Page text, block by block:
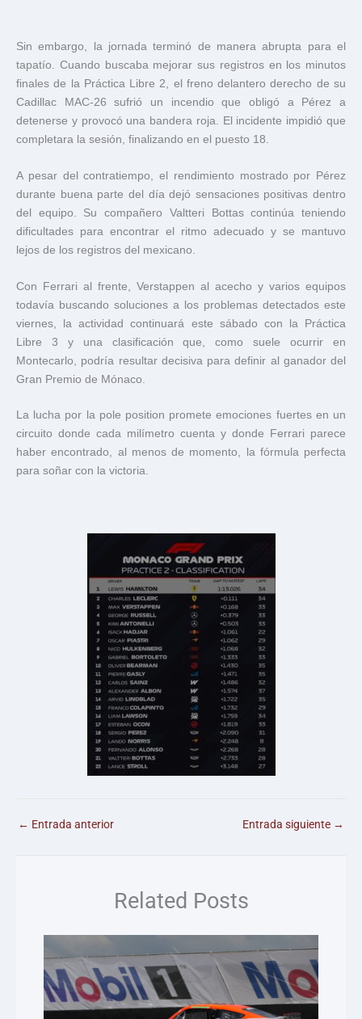
Sin embargo, la jornada terminó de manera abrupta para el
tapatío. Cuando buscaba mejorar sus registros en los minutos
finales de la Práctica Libre 2, el freno delantero derecho de su
Cadillac MAC-26 sufrió un incendio que obligó a Pérez a
detenerse y provocó una bandera roja. El incidente impidió que
completara la sesión, finalizando en el puesto 18.
A pesar del contratiempo, el rendimiento mostrado por Pérez
durante buena parte del día dejó sensaciones positivas dentro
del equipo. Su compañero Valtteri Bottas continúa teniendo
dificultades para encontrar el ritmo adecuado y se mantuvo
lejos de los registros del mexicano.
Con Ferrari al frente, Verstappen al acecho y varios equipos
todavía buscando soluciones a los problemas detectados este
viernes, la actividad continuará este sábado con la Práctica
Libre 3 y una clasificación que, como suele ocurrir en
Montecarlo, podría resultar decisiva para definir al ganador del
Gran Premio de Mónaco.
La lucha por la pole position promete emociones fuertes en un
circuito donde cada milímetro cuenta y donde Ferrari parece
haber encontrado, al menos de momento, la fórmula perfecta
para soñar con la victoria.
← Entrada anterior Entrada siguiente →
Related Posts